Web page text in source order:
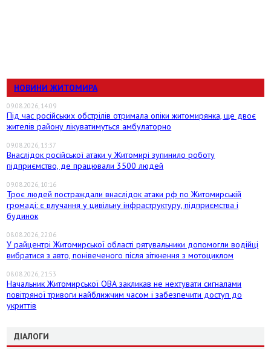
НОВИНИ ЖИТОМИРА
09.08.2026, 14:09
Під час російських обстрілів отримала опіки житомирянка, ще двоє
жителів району лікуватимуться амбулаторно
09.08.2026, 13:37
Внаслідок російської атаки у Житомирі зупинило роботу
підприємство, де працювали 3500 людей
09.08.2026, 10:16
Троє людей постраждали внаслідок атаки рф по Житомирській
громаді: є влучання у цивільну інфраструктуру, підприємства і
будинок
08.08.2026, 22:06
У райцентрі Житомирської області рятувальники допомогли водійці
вибратися з авто, понівеченого після зіткнення з мотоциклом
08.08.2026, 21:53
Начальник Житомирської ОВА закликав не нехтувати сигналами
повітряної тривоги найближчим часом і забезпечити доступ до
укриттів
ДІАЛОГИ